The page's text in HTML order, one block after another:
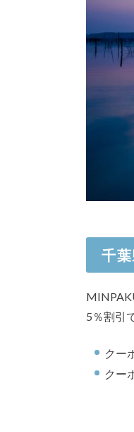
千
5％割引
クー
クー